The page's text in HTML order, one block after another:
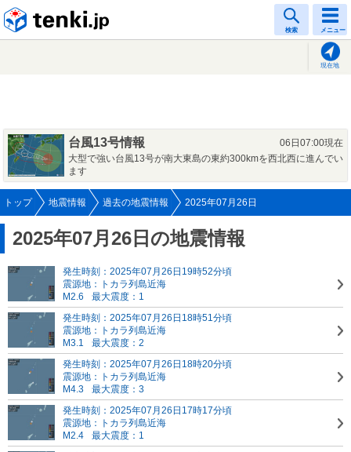
検索 メニュー
現在地
台風13号情報
06日07:00現在
大型で強い台風13号が南大東島の東約300kmを西北西に進んでい
ます
トップ 地震情報 過去の地震情報 2025年07月26日
2025年07月26日の地震情報
発生時刻：2025年07月26日19時52分頃
震源地：トカラ列島近海
M2.6
最大震度：1
発生時刻：2025年07月26日18時51分頃
震源地：トカラ列島近海
M3.1
最大震度：2
発生時刻：2025年07月26日18時20分頃
震源地：トカラ列島近海
M4.3
最大震度：3
発生時刻：2025年07月26日17時17分頃
震源地：トカラ列島近海
M2.4
最大震度：1